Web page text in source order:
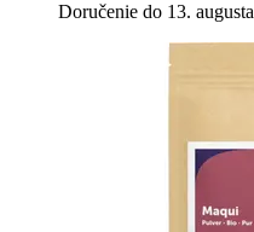
Doručenie do 13. augusta